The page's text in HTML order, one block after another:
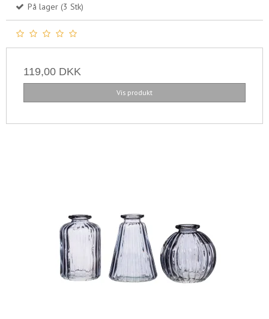
På lager (3 Stk)
119,00 DKK
Vis produkt